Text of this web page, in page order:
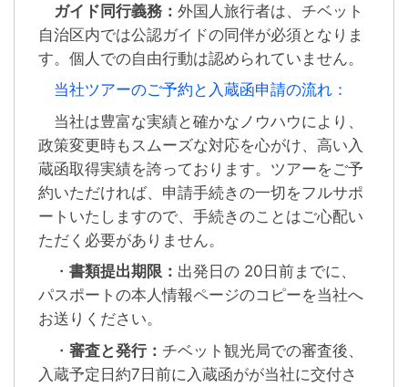
ガイド同行義務： 外国人旅行者は、チベット
自治区内では公認ガイドの同伴が必須となりま
す。個人での自由行動は認められていません。
当社ツアーのご予約と入蔵函申請の流れ：
当社は豊富な実績と確かなノウハウにより、
政策変更時もスムーズな対応を心がけ、高い入
蔵函取得実績を誇っております。ツアーをご予
約いただければ、申請手続きの一切をフルサポ
ートいたしますので、手続きのことはご心配い
ただく必要がありません。
・ 書類提出期限： 出発日の 20日前までに、
パスポートの本人情報ページのコピーを当社へ
お送りください。
・ 審査と発行： チベット観光局での審査後、
入蔵予定日約7日前に入蔵函がが当社に交付さ